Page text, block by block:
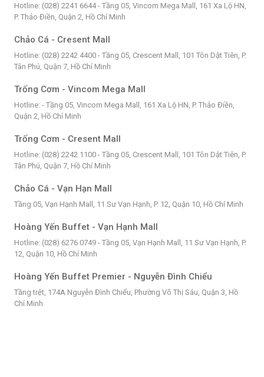
Hotline: (028) 2241 6644 - Tầng 05, Vincom Mega Mall, 161 Xa Lộ HN,
P. Thảo Điền, Quận 2, Hồ Chí Minh
Chảo Cá - Cresent Mall
Hotline: (028) 2242 4400 - Tầng 05, Crescent Mall, 101 Tôn Dật Tiên, P.
Tân Phú, Quận 7, Hồ Chí Minh
Trống Cơm - Vincom Mega Mall
Hotline: - Tầng 05, Vincom Mega Mall, 161 Xa Lộ HN, P. Thảo Điền,
Quận 2, Hồ Chí Minh
Trống Cơm - Cresent Mall
Hotline: (028) 2242 1100 - Tầng 05, Crescent Mall, 101 Tôn Dật Tiên, P.
Tân Phú, Quận 7, Hồ Chí Minh
Chảo Cá - Vạn Hạn Mall
Tầng 05, Vạn Hạnh Mall, 11 Sư Vạn Hạnh, P. 12, Quận 10, Hồ Chí Minh
Hoàng Yến Buffet - Vạn Hạnh Mall
Hotline: (028) 6276 0749 - Tầng 05, Vạn Hạnh Mall, 11 Sư Vạn Hạnh, P.
12, Quận 10, Hồ Chí Minh
Hoàng Yến Buffet Premier - Nguyễn Đình Chiểu
Tầng trệt, 174A Nguyễn Đình Chiểu, Phường Võ Thị Sáu, Quận 3, Hồ
Chí Minh